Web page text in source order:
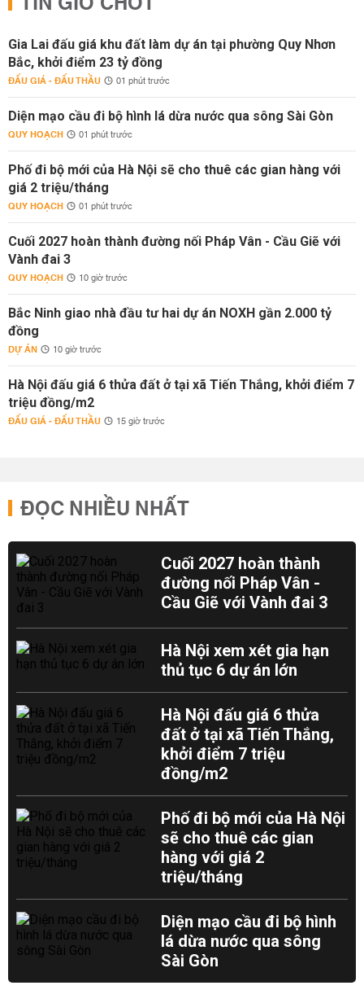
Gia Lai đấu giá khu đất làm dự án tại phường Quy Nhơn
Bắc, khởi điểm 23 tỷ đồng
ĐẤU GIÁ - ĐẤU THẦU 01 phút trước
Diện mạo cầu đi bộ hình lá dừa nước qua sông Sài Gòn
QUY HOẠCH 01 phút trước
Phố đi bộ mới của Hà Nội sẽ cho thuê các gian hàng với
giá 2 triệu/tháng
QUY HOẠCH 01 phút trước
Cuối 2027 hoàn thành đường nối Pháp Vân - Cầu Giẽ với
Vành đai 3
QUY HOẠCH 10 giờ trước
Bắc Ninh giao nhà đầu tư hai dự án NOXH gần 2.000 tỷ
đồng
DỰ ÁN 10 giờ trước
Hà Nội đấu giá 6 thửa đất ở tại xã Tiến Thắng, khởi điểm 7
triệu đồng/m2
ĐẤU GIÁ - ĐẤU THẦU 15 giờ trước
ĐỌC NHIỀU NHẤT
Cuối 2027 hoàn thành
đường nối Pháp Vân -
Cầu Giẽ với Vành đai 3
Hà Nội xem xét gia hạn
thủ tục 6 dự án lớn
Hà Nội đấu giá 6 thửa
đất ở tại xã Tiến Thắng,
khởi điểm 7 triệu
đồng/m2
Phố đi bộ mới của Hà Nội
sẽ cho thuê các gian
hàng với giá 2
triệu/tháng
Diện mạo cầu đi bộ hình
lá dừa nước qua sông
Sài Gòn